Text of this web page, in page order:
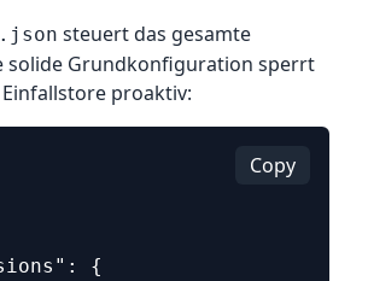
steuert das gesamte
solide Grundkonfiguration sperrt
proaktiv:
Copy
{